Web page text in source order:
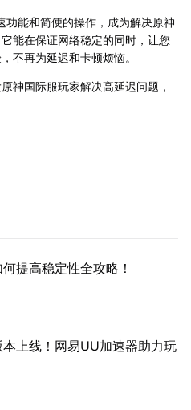
功能和简便的操作，成为解决原神
能在保证网络稳定的同时，让您
不再为延迟和卡顿烦恼。
神国际服玩家解决高延迟问题，
提高稳定性全攻略！
上线！网易UU加速器助力玩